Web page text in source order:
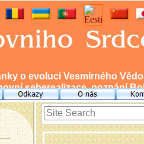
o evoluci Vesmírného
seberealizace, poznání